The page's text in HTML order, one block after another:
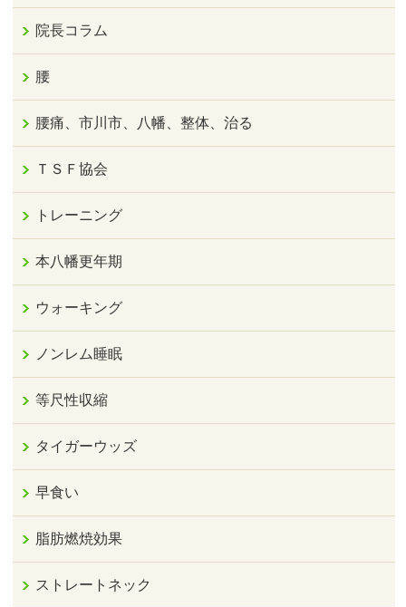
院長コラム
腰
腰痛、市川市、八幡、整体、治る
ＴＳＦ協会
トレーニング
本八幡更年期
ウォーキング
ノンレム睡眠
等尺性収縮
タイガーウッズ
早食い
脂肪燃焼効果
ストレートネック